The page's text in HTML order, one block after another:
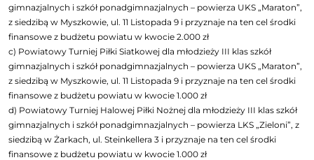
gimnazjalnych i szkół ponadgimnazjalnych – powierza UKS „Maraton”,
z siedzibą w Myszkowie, ul. 11 Listopada 9 i przyznaje na ten cel środki
finansowe z budżetu powiatu w kwocie 2.000 zł
c) Powiatowy Turniej Piłki Siatkowej dla młodzieży III klas szkół
gimnazjalnych i szkół ponadgimnazjalnych – powierza UKS „Maraton”,
z siedzibą w Myszkowie, ul. 11 Listopada 9 i przyznaje na ten cel środki
finansowe z budżetu powiatu w kwocie 1.000 zł
d) Powiatowy Turniej Halowej Piłki Nożnej dla młodzieży III klas szkół
gimnazjalnych i szkół ponadgimnazjalnych – powierza LKS „Zieloni”, z
siedzibą w Żarkach, ul. Steinkellera 3 i przyznaje na ten cel środki
finansowe z budżetu powiatu w kwocie 1.000 zł